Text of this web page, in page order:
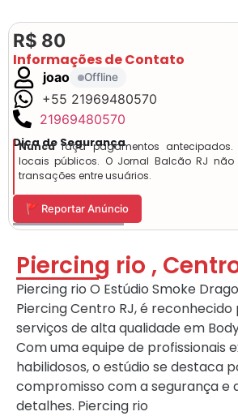
R$ 80
Informações de Contato
joao Offline
+55 21969480570
21969480570
Dica de Segurança
Nuncafaça pagamentos antecipados.
locais públicos. O Jornal Balcão RJ não
transações entre usuários.
🚩 Reportar Anúncio
Piercing rio ,
Piercing rio O Estúdio Smoke
Piercing Centro RJ, é
serviços de alta qualidade em
Com uma equipe de profissionais
habilidosos, o estúdio se destaca
compromisso com a segurança e
detalhes. Piercing rio